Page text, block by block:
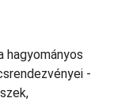
hagyományos
-